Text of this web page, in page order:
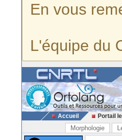
En vous
L'équipe du
Accueil Portail
Morphologie